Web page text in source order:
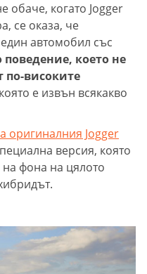
обаче, когато Jogger
се оказа, че
автомобил със
поведение, което не
по-високите
е извън всякакво
оригиналния Jogger
версия, която
фона на цялото